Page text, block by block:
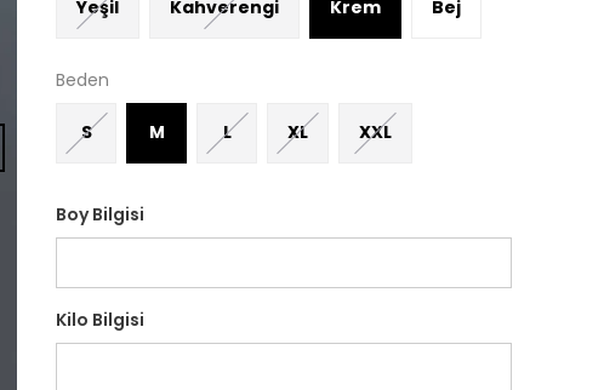
Yeşil Kahverengi Krem Bej
Beden
S M L XL XXL
Boy Bilgisi
Kilo Bilgisi